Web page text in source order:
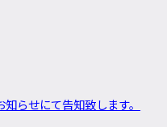
らせにて告知致します。